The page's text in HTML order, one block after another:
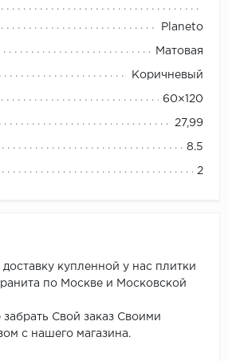
Planeto
Матовая
Коричневый
60×120
27,99
8.5
2
купленной у нас плитки
по Москве и Московской
Свой заказ Своими
с нашего магазина.